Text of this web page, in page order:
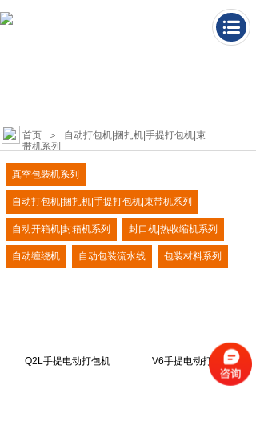
首页 ＞
自动打包机|捆扎机|手提打包机|束
带机系列
真空包装机系列
自动打包机|捆扎机|手提打包机|束带机系列
自动开箱机|封箱机系列 封口机|热收缩机系列
自动缠绕机 自动包装流水线 包装材料系列
Q2L手提电动打包机 V6手提电动打包机